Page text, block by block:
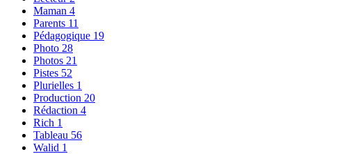
Maman 4
Parents 11
Pédagogique 19
Photo 28
Photos 21
Pistes 52
Plurielles 1
Production 20
Rédaction 4
Rich 1
Tableau 56
Walid 1